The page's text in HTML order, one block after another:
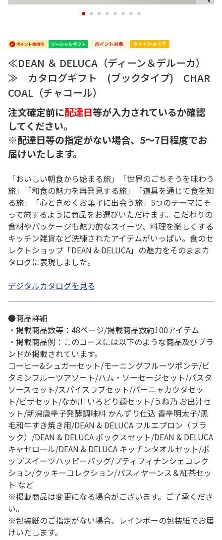
1 2 3 4 5 6 7 8
≪DEAN ＆ DELUCA（ディーン＆デルーカ）
≫ カタログギフト (ブックタイプ) CHAR
COAL（チャコール）
注文確定前に配達日等が入力されているか確認
してください。
※配達日等の指定がない場合、5～7日程度でお
届けいたします。
「おいしい朝食から始まる旅」「世界のごちそうを味わう
旅」「和食の魅力を再発見する旅」「道具を通じて食を知
る旅」「心ときめくお菓子に出会う旅」5つのテーマにそ
って旅するように商品をお選びいただけます。こだわりの
食材やパッケージも魅力的なスイーツ、料理を楽しくする
キッチン雑貨など洗練されたアイテムがいっぱい。食のセ
レクトショップ「DEAN & DELUCA」の魅力をそのままカ
タログに表現しました。
デジタルカタログを見る
●商品詳細
・掲載商品数等：48ページ/掲載商品数約100アイテム
・掲載商品例：このコースには以下のような商品及びブラ
ンドが掲載されています。
コーヒー&シュガーセット/モーニングフルーツポンチ/ビ
タミンフルーツアソート/ハム・ソーセージセット/パスタ
ソースセット/スパイスラブセット/バーニャカウダセッ
ト/ピザセット/なか川 いろどり麺セット/うね乃 お出汁セ
ット/新潟唐辛子発酵調味料 かんずり仕込 香辛明太子/黒
毛和牛すき焼き用/DEAN & DELUCA フルエプロン（ブラ
ック）/DEAN & DELUCA ボックスセット/DEAN & DELUCA
キャセロール/DEAN & DELUCA キッチンタオルセット/ポ
ップスイーツハッピーバッグ/プティフィナンシェコレク
ション/クッキーコレクション/パスィヤーンス＆紅茶セッ
ト など
※掲載商品は変更になる場合がございます。ご了承くださ
い。
※包装紙のご指定がない場合、レインボーの包装紙でお届
けいたします。